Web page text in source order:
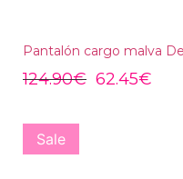
Pantalón cargo malva
124.90€ 62.45€
Sale